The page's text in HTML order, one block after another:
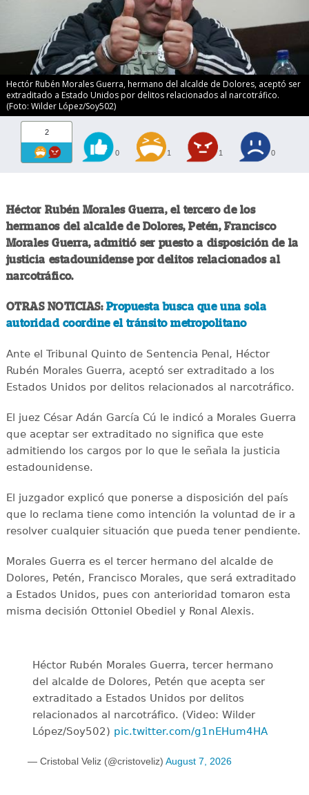
Hectór Rubén Morales Guerra, hermano del alcalde de Dolores, aceptó ser
extraditado a Estado Unidos por delitos relacionados al narcotráfico.
(Foto: Wilder López/Soy502)
2
0 1 1 0
Héctor Rubén Morales Guerra, el tercero de los
hermanos del alcalde de Dolores, Petén, Francisco
Morales Guerra, admitió ser puesto a disposición de la
justicia estadounidense por delitos relacionados al
narcotráfico.
OTRAS NOTICIAS: Propuesta busca que una sola
autoridad coordine el tránsito metropolitano
Ante el Tribunal Quinto de Sentencia Penal, Héctor
Rubén Morales Guerra, aceptó ser extraditado a los
Estados Unidos por delitos relacionados al narcotráfico.
El juez César Adán García Cú le indicó a Morales Guerra
que aceptar ser extraditado no significa que este
admitiendo los cargos por lo que le señala la justicia
estadounidense.
El juzgador explicó que ponerse a disposición del país
que lo reclama tiene como intención la voluntad de ir a
resolver cualquier situación que pueda tener pendiente.
Morales Guerra es el tercer hermano del alcalde de
Dolores, Petén, Francisco Morales, que será extraditado
a Estados Unidos, pues con anterioridad tomaron esta
misma decisión Ottoniel Obediel y Ronal Alexis.
Héctor Rubén Morales Guerra, tercer hermano
del alcalde de Dolores, Petén que acepta ser
extraditado a Estados Unidos por delitos
relacionados al narcotráfico. (Video: Wilder
López/Soy502) pic.twitter.com/g1nEHum4HA
— Cristobal Veliz (@cristoveliz) August 7, 2026